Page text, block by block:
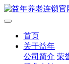
首页
关于益年
公司简介 荣